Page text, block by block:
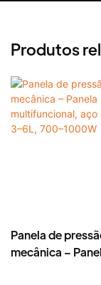
Produtos
Panela de
mecânica –